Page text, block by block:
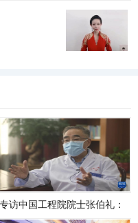
专访中国工程院院士张伯礼：